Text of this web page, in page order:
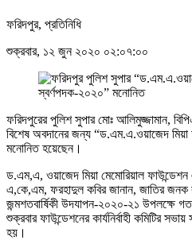
ফরিদপুর, প্রতিনিধি
শুক্রবার, ১২ জুন ২০২০ ০২:০৭:০০
ফরিদপুরের পুলিশ সুপার মোঃ আলিমুজ্জামান,
বিশেষ অবদানের জন্য “ড.এম.এ.ওয়াজেদ
মনোনিত হয়েছেন।
ড.এম,এ, ওয়াজেদ মিয়া মেমোরিয়াল ফাউন্ডেশন
এ,কে,এম, ফরহাদুল কবির জানান, জাতির জনক
জন্মশতবার্ষিকী উদযাপন-২০২০-২১ উপলক্ষে
শুক্রবার ফাউন্ডেশনের কার্যনির্বাহী কমিটির
হয়।